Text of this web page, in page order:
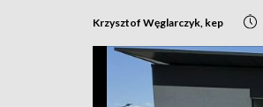
Krzysztof Węglarczyk, kep